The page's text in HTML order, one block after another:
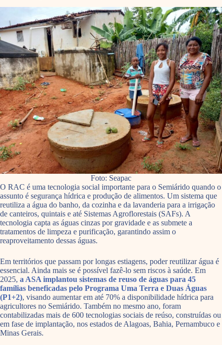
Foto: Seapac
O RAC é uma tecnologia social importante para o Semiárido quando o
assunto é segurança hídrica e produção de alimentos. Um sistema que
reutiliza a água do banho, da cozinha e da lavanderia para a irrigação
de canteiros, quintais e até Sistemas Agroflorestais (SAFs). A
tecnologia capta as águas cinzas por gravidade e as submete a
tratamentos de limpeza e purificação, garantindo assim o
reaproveitamento dessas águas.
Em territórios que passam por longas estiagens, poder reutilizar água é
essencial. Ainda mais se é possível fazê-lo sem riscos à saúde. Em
2025, a ASA implantou sistemas de reuso de águas para 45
famílias beneficadas pelo Programa Uma Terra e Duas Águas
(P1+2), visando aumentar em até 70% a disponibilidade hídrica para
agricultores no Semiárido. Também no mesmo ano, foram
contabilizadas mais de 600 tecnologias sociais de reúso, construídas ou
em fase de implantação, nos estados de Alagoas, Bahia, Pernambuco e
Minas Gerais.